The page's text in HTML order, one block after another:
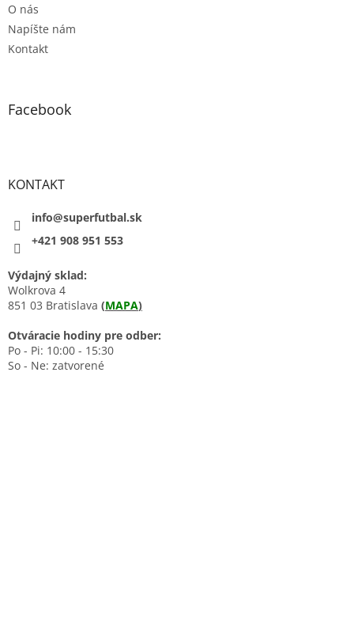
O nás
Napíšte nám
Kontakt
Facebook
KONTAKT
info@superfutbal.sk
+421 908 951 553
Výdajný sklad:
Wolkrova 4
851 03 Bratislava (MAPA)
Otváracie hodiny pre odber:
Po - Pi: 10:00 - 15:30
So - Ne: zatvorené